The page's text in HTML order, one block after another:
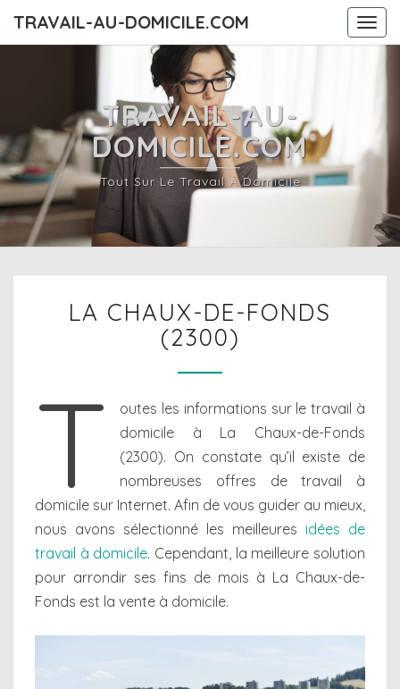
TRAVAIL-AU-DOMICILE.COM
TRAVAIL-AU-
DOMICILE.COM
Tout Sur Le Travail À Domicile
CHAUX-
DE-
FONDS
(2300)
LA CHAUX-DE-FONDS
(2300)
T
outes les informations sur le travail à
domicile à La Chaux-de-Fonds
(2300). On constate qu’il existe de
nombreuses offres de travail à
domicile sur Internet. Afin de vous guider au mieux,
nous avons sélectionné les meilleures idées de
travail à domicile. Cependant, la meilleure solution
pour arrondir ses fins de mois à La Chaux-de-
Fonds est la vente à domicile.